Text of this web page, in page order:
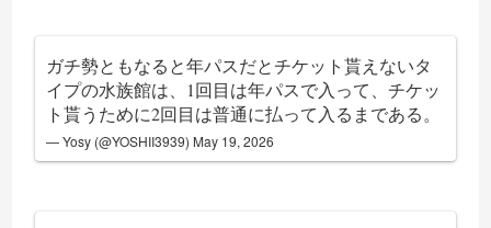
ガチ勢ともなると年パスだとチケット貰えないタ
イプの水族館は、1回目は年パスで入って、チケッ
ト貰うために2回目は普通に払って入るまである。
— Yosy (@YOSHII3939) May 19, 2026